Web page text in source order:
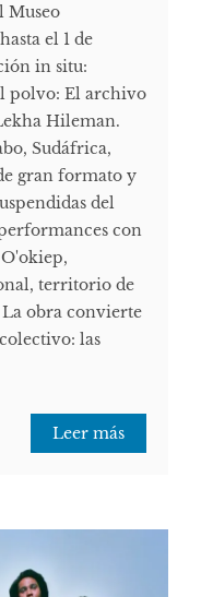
Museo
el 1 de
in situ:
polvo: El archivo
Hileman.
Sudáfrica,
gran formato y
del
con
territorio de
obra convierte
las
Leer más